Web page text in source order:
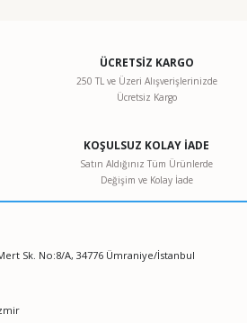
teşekkür ederiz.
veya görüntülenemiyor.
bulunuyor.
daha pahalı.
ÜCRETSİZ KARGO
250 TL ve Üzeri Alışverişlerinizde
Ücretsiz Kargo
KOŞULSUZ KOLAY İADE
Satın Aldığınız Tüm Ürünlerde
Değişim ve Kolay İade
Sk. No:8/A, 34776 Ümraniye/İstanbul